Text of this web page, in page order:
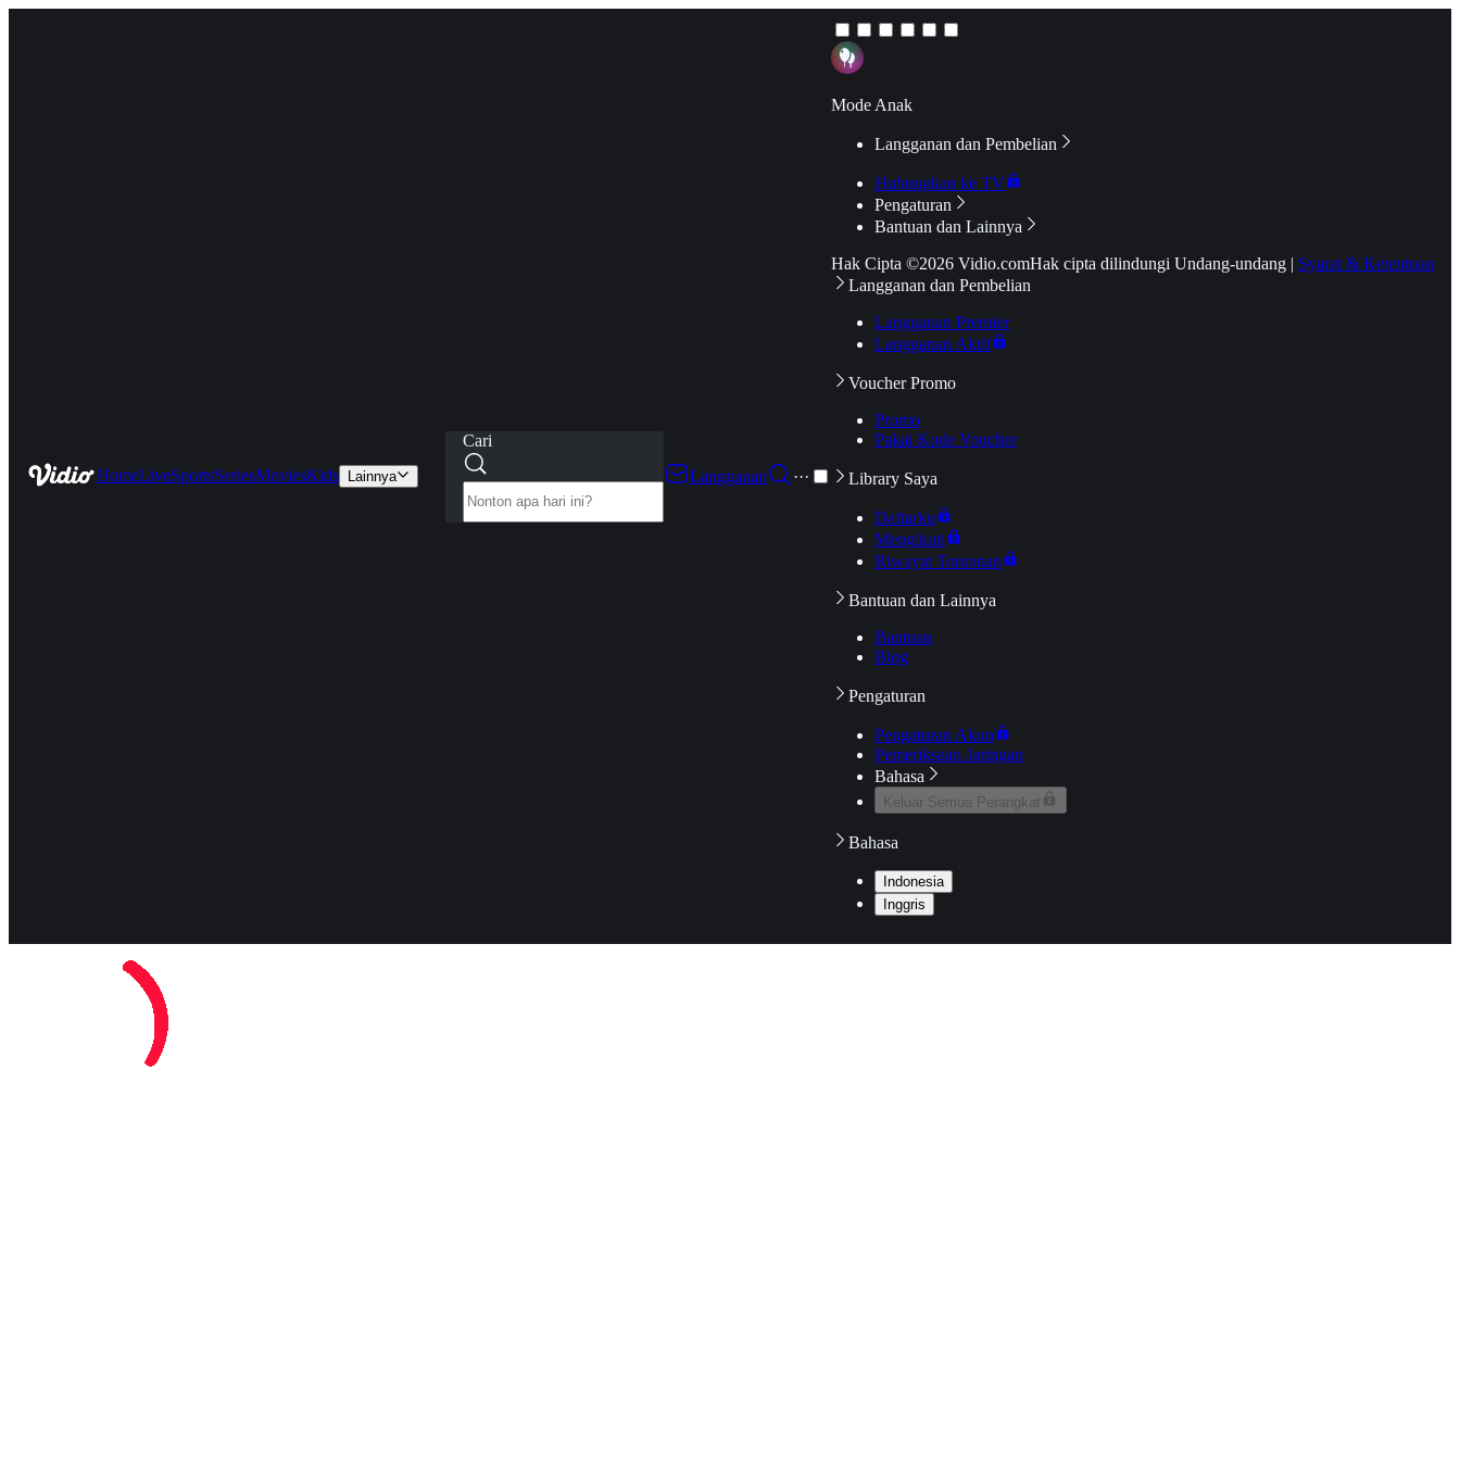
HomeLiveSportsSeriesMoviesKids Lainnya
Cari
Langganan
···
Mode Anak
Langganan dan Pembelian
Hubungkan ke TV
Pengaturan
Bantuan dan Lainnya
Hak Cipta ©2026 Vidio.comHak cipta dilindungi Undang-undang | Syarat & Ketentuan
Langganan dan Pembelian
Langganan Premier
Langganan Aktif
Voucher Promo
Promo
Pakai Kode Voucher
Library Saya
Daftarku
Mengikuti
Riwayat Tontonan
Bantuan dan Lainnya
Bantuan
Blog
Pengaturan
Pengaturan Akun
Pemeriksaan Jaringan
Bahasa
Keluar Semua Perangkat
Bahasa
Indonesia
Inggris